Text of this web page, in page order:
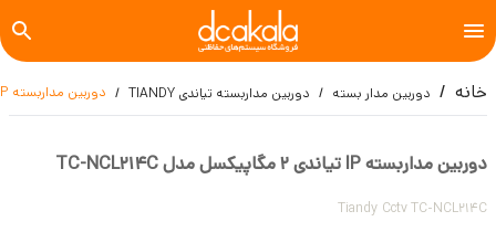
خانه دوربین مدار بسته دوربین مداربسته تیاندی TIANDY دوربین مداربسته IP تیاندی 2 مگاپیکسل مدل TC-NCL214C
دوربین مداربسته IP تیاندی 2 مگاپیکسل مدل TC-NCL214C
Tiandy Cctv TC-NCL214C